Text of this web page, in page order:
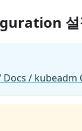
설
Docs / kubeadm